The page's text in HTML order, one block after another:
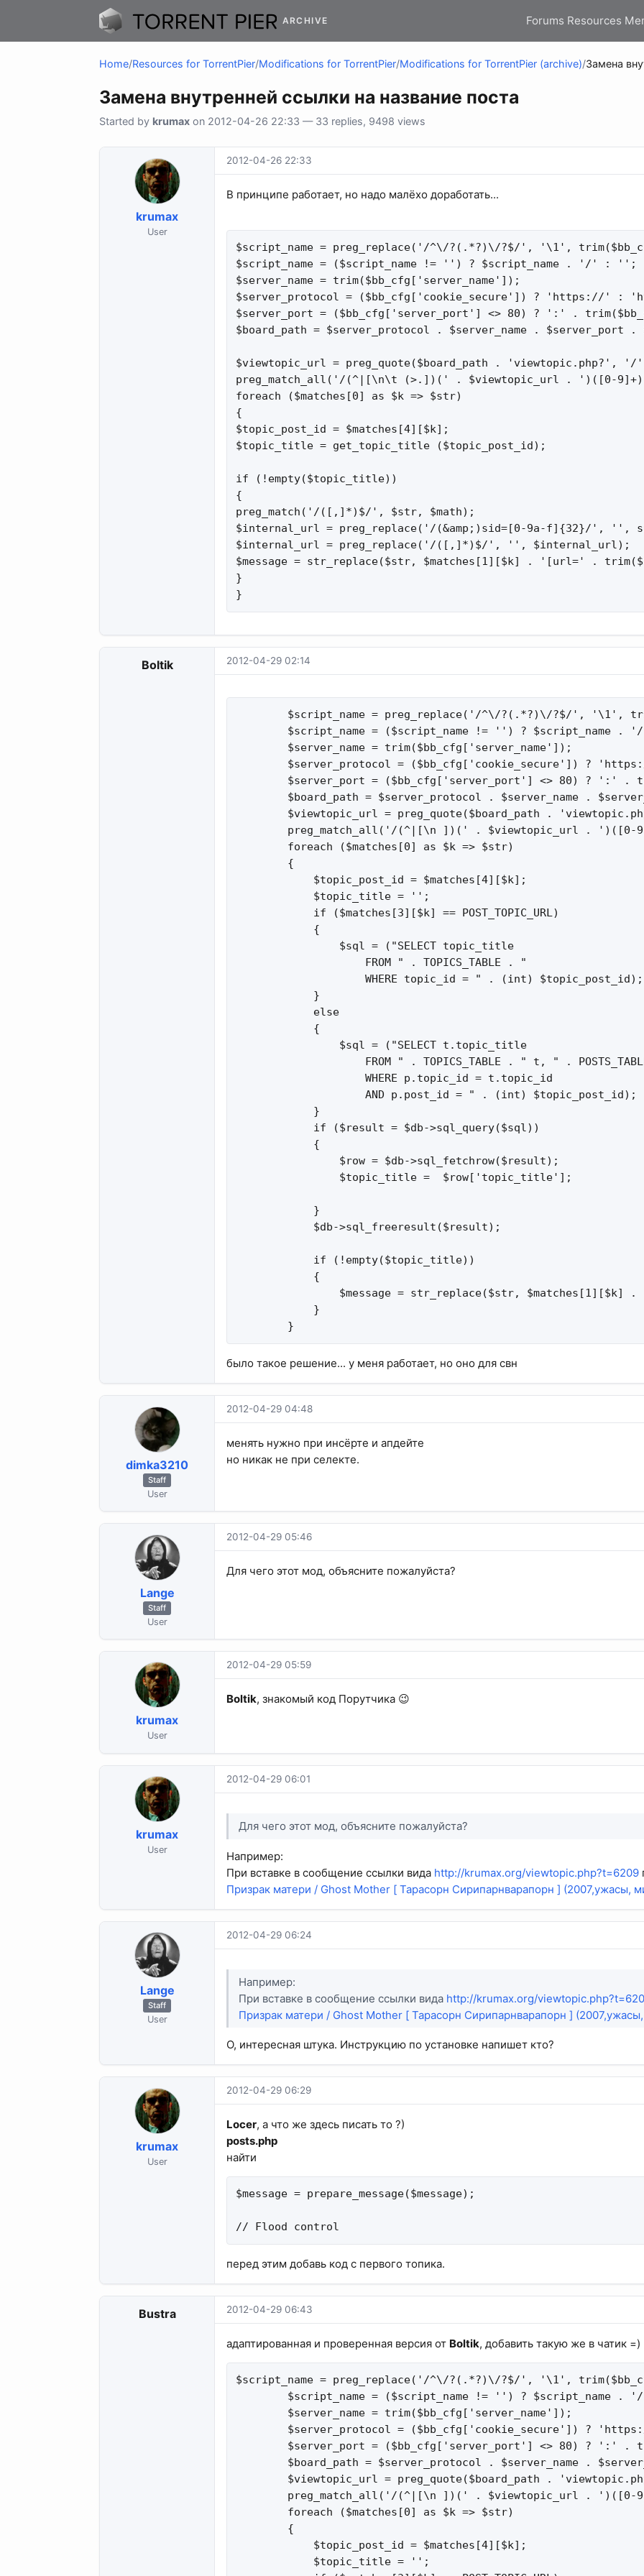
ARCHIVE Forums Resources
Home/Resources for TorrentPier/Modifications for TorrentPier/Modifications for TorrentPier (archive)/Замена
Замена внутренней ссылки на название поста
Started by krumax on 2012-04-26 22:33 — 33 replies, 9498 views
krumax
User
2012-04-26 22:33
В принципе работает, но надо малёхо доработать...
$script_name = preg_replace('/^\/?(.*?)\/?$/', '\1',
$script_name = ($script_name != '') ? $script_name . '/' : '';
$server_name = trim($bb_cfg['server_name']);
$server_protocol = ($bb_cfg['cookie_secure']) ? 'https://' :
$server_port = ($bb_cfg['server_port'] <> 80) ? ':' .
$board_path = $server_protocol . $server_name . $server_port .
$viewtopic_url = preg_quote($board_path . 'viewtopic.php?', '/
preg_match_all('/(^|[\n\t (>.])(' . $viewtopic_url . ')([0-
foreach ($matches[0] as $k => $str)
{
$topic_post_id = $matches[4][$k];
$topic_title = get_topic_title ($topic_post_id);
if (!empty($topic_title))
{
preg_match('/([,]*)$/', $str, $math);
$internal_url = preg_replace('/(&amp;)sid=[0-9a-f]{32}/', '',
$internal_url = preg_replace('/([,]*)$/', '', $internal_url);
$message = str_replace($str, $matches[1][$k] . '[url=' .
}
}
Boltik 2012-04-29 02:14
$script_name = preg_replace('/^\/?(.*?)\/?$/', '\1',
$script_name = ($script_name != '') ? $script_name .
        $server_name = trim($bb_cfg['server_name']);
$server_protocol = ($bb_cfg['cookie_secure']) ?
$server_port = ($bb_cfg['server_port'] <> 80) ? ':' .
$board_path = $server_protocol . $server_name .
$viewtopic_url = preg_quote($board_path .
preg_match_all('/(^|[\n ])(' . $viewtopic_url .
        foreach ($matches[0] as $k => $str)
        {
            $topic_post_id = $matches[4][$k];
            $topic_title = '';
            if ($matches[3][$k] == POST_TOPIC_URL)
            {
                $sql = ("SELECT topic_title
                    FROM " . TOPICS_TABLE . "
                    WHERE topic_id = " . (int) $topic_post_id);
            }
            else
            {
                $sql = ("SELECT t.topic_title
FROM " . TOPICS_TABLE . " t, " .
                    WHERE p.topic_id = t.topic_id
                    AND p.post_id = " . (int) $topic_post_id);
            }
            if ($result = $db->sql_query($sql))
            {
                $row = $db->sql_fetchrow($result);
                $topic_title =  $row['topic_title'];
            }
            $db->sql_freeresult($result);
            if (!empty($topic_title))
            {
$message = str_replace($str, $matches[1][$k]
            }
        }
было такое решение... у меня работает, но оно для свн
dimka3210
Staff
User
2012-04-29 04:48
менять нужно при инсёрте и апдейте
но никак не при селекте.
Lange
Staff
User
2012-04-29 05:46
Для чего этот мод, объясните пожалуйста?
krumax
User
2012-04-29 05:59
Boltik, знакомый код Порутчика 😉
krumax
User
2012-04-29 06:01
Для чего этот мод, объясните пожалуйста?
Например:
При вставке в сообщение ссылки вида http://krumax.org/viewtopic.php?t=6209
Призрак матери / Ghost Mother [ Тарасорн Сирипарнварапорн ] (2007,ужасы,
Lange
Staff
User
2012-04-29 06:24
Например:
При вставке в сообщение ссылки вида http://krumax.org/
Призрак матери / Ghost Mother [ Тарасорн Сирипарнварапорн ]
О, интересная штука. Инструкцию по установке напишет кто?
krumax
User
2012-04-29 06:29
Locer, а что же здесь писать то ?)
posts.php
найти
$message = prepare_message($message);
// Flood control
перед этим добавь код с первого топика.
Bustra 2012-04-29 06:43
адаптированная и проверенная версия от Boltik, добавить такую же в чатик =)
$script_name = preg_replace('/^\/?(.*?)\/?$/', '\1',
$script_name = ($script_name != '') ? $script_name .
        $server_name = trim($bb_cfg['server_name']);
$server_protocol = ($bb_cfg['cookie_secure']) ?
$server_port = ($bb_cfg['server_port'] <> 80) ? ':' .
$board_path = $server_protocol . $server_name .
$viewtopic_url = preg_quote($board_path .
preg_match_all('/(^|[\n ])(' . $viewtopic_url .
        foreach ($matches[0] as $k => $str)
        {
            $topic_post_id = $matches[4][$k];
            $topic_title = '';